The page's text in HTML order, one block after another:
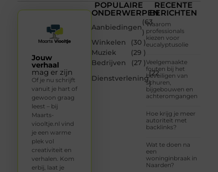
POPULAIRE
ONDERWERPEN
Aanbiedingen
(63
)
Winkelen
(30 )
Muziek
(29 )
Bedrijven
(27 )
Dienstverlening
(22
)
RECENTE
BERICHTEN
Waarom
professionals
kiezen voor
eucalyptusolie
Veelgemaakte
fouten bij het
beveiligen van
schuren,
bijgebouwen en
achteromgangen
Hoe krijg je meer
autoriteit met
backlinks?
Wat te doen na
een
woninginbraak in
Naarden?
Jouw
verhaal
mag er zijn
Of je nu schrijft
vanuit je hart of
gewoon graag
leest – bij
Maarts-
viooltje.nl vind
je een warme
plek vol
creativiteit en
verhalen. Kom
erbij, laat je